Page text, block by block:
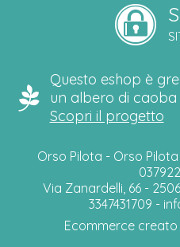
Questo eshop è
un albero di
Scopri il progetto
Orso Pilota - Orso
Via Zanardelli, 66 -
3347431709 -
Ecommerce creato